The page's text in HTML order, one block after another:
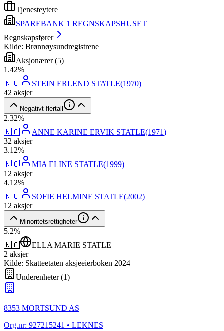
Tjenesteytere
SPAREBANK 1 REGNSKAPSHUSET
Regnskapsfører
Kilde: Brønnøysundregistrene
Aksjonærer(5)
1 .42%
🇳🇴
STEIN ERLEND STATLE(1970)
42 aksjer
Negativt flertall
2.32%
🇳🇴
ANNE KARINE ERVIK STATLE(1971)
32 aksjer
3.12%
🇳🇴
MIA ELINE STATLE(1999)
12 aksjer
4.12%
🇳🇴
SOFIE HELMINE STATLE(2002)
12 aksjer
Minoritetsrettigheter
5.2%
🇳🇴
ELLA MARIE STATLE
2 aksjer
Kilde: Skatteetaten aksjeeierboken 2024
Underenheter(1)
8353 MORTSUND AS
Org.nr: 927215241 • LEKNES